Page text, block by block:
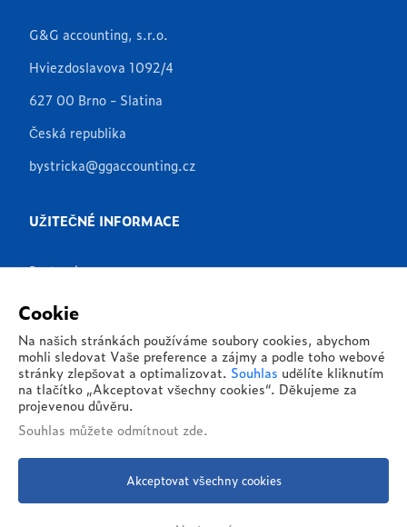
G&G accounting, s.r.o.
Hviezdoslavova 1092/4
627 00 Brno - Slatina
Česká republika
bystricka@ggaccounting.cz
UŽITEČNÉ INFORMACE
Partneři
Produkty
Aplikace
Reference
O nás
Kontakty
© 2026 - G&G Global, s.r.o. - Všechna práva vyhrazena
Cookie
Na našich stránkách používáme soubory cookies, abychom
mohli sledovat Vaše preference a zájmy a podle toho webové
stránky zlepšovat a optimalizovat. Souhlas udělíte kliknutím
na tlačítko „Akceptovat všechny cookies“. Děkujeme za
projevenou důvěru.
Souhlas můžete odmítnout zde.
Akceptovat všechny cookies